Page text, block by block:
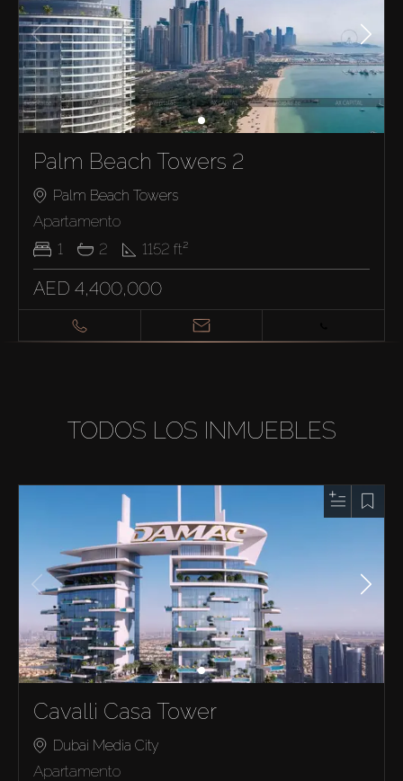
Palm Beach Towers 2
Palm Beach Towers
Apartamento
1
2 1152 ft²
AED 4,400,000
TODOS LOS INMUEBLES
Cavalli Casa Tower
Dubai Media City
Apartamento